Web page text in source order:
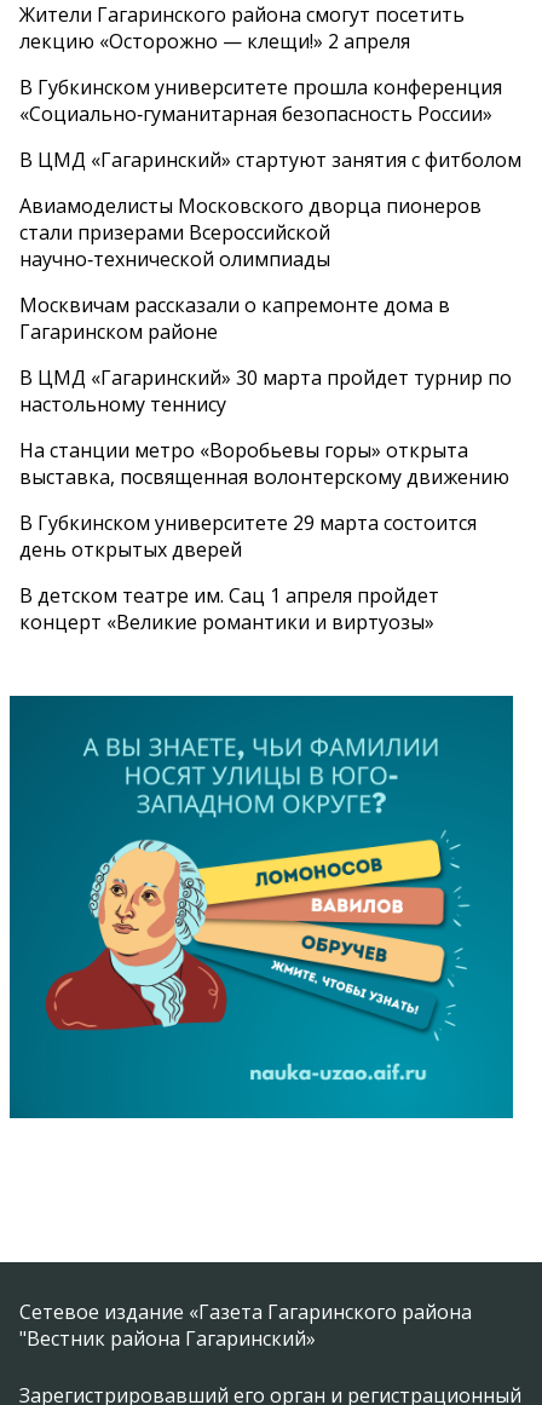
Жители Гагаринского района смогут посетить
лекцию «Осторожно — клещи!» 2 апреля
В Губкинском университете прошла конференция
«Социально‑гуманитарная безопасность России»
В ЦМД «Гагаринский» стартуют занятия с фитболом
Авиамоделисты Московского дворца пионеров
стали призерами Всероссийской
научно‑технической олимпиады
Москвичам рассказали о капремонте дома в
Гагаринском районе
В ЦМД «Гагаринский» 30 марта пройдет турнир по
настольному теннису
На станции метро «Воробьевы горы» открыта
выставка, посвященная волонтерскому движению
В Губкинском университете 29 марта состоится
день открытых дверей
В детском театре им. Сац 1 апреля пройдет
концерт «Великие романтики и виртуозы»
Сетевое издание «Газета Гагаринского района
"Вестник района Гагаринский»
Зарегистрировавший его орган и регистрационный